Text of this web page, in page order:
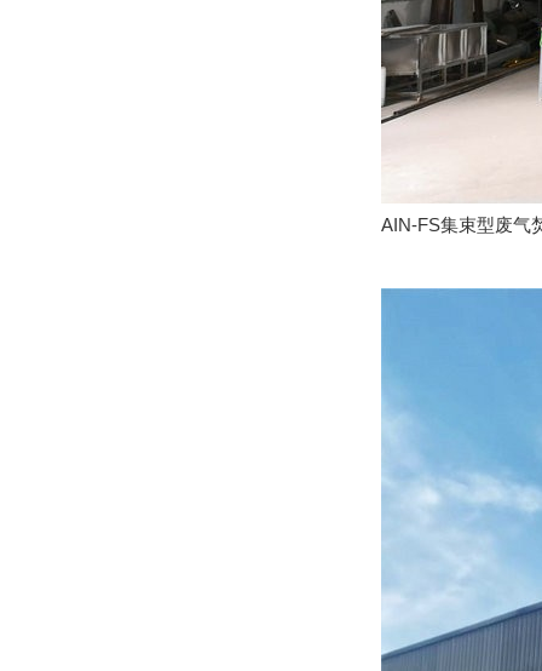
AIN-FS集束型废气